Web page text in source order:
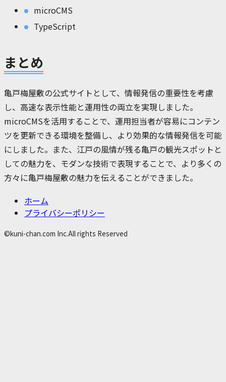
microCMS
TypeScript
まとめ
亀戸梅屋敷の公式サイトとして、情報発信の重要性を考慮
し、高速な表示性能と運用性の両立を実現しました。
microCMSを活用することで、運用担当者が容易にコンテン
ツを更新できる環境を整備し、より効果的な情報発信を可能
にしました。また、江戸の風情が残る亀戸の観光スポットと
しての魅力を、モダンな技術で表現することで、より多くの
方々に亀戸梅屋敷の魅力を伝えることができました。
ホーム
プライバシーポリシー
©kuni-chan.com Inc.All rights Reserved